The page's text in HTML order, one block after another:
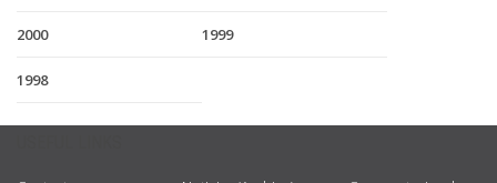
2000 1999
1998